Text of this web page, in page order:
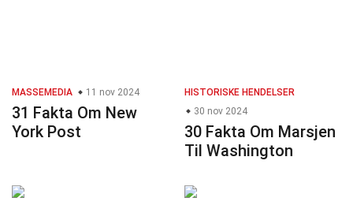
MASSEMEDIA 11 nov 2024
31 Fakta Om New
York Post
HISTORISKE HENDELSER
30 nov 2024
30 Fakta Om Marsjen
Til Washington